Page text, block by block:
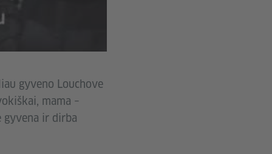
gyveno Louchove
mama –
gyvena ir dirba